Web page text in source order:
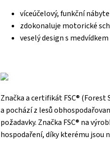
víceúčelový, funkční
zdokonaluje motorické
veselý design s medvídkem
Značka a certifikát FSC®
a pochází z lesů
požadavky. Značka FSC® na
hospodaření, díky kterému jsou